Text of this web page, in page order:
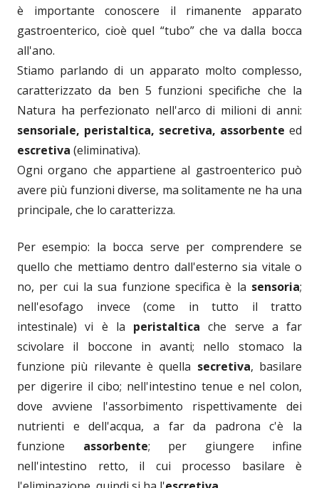
è importante conoscere il rimanente apparato
gastroenterico, cioè quel “tubo” che va dalla bocca
all'ano.
Stiamo parlando di un apparato molto complesso,
caratterizzato da ben 5 funzioni specifiche che la
Natura ha perfezionato nell'arco di milioni di anni:
sensoriale, peristaltica, secretiva, assorbente ed
escretiva (eliminativa).
Ogni organo che appartiene al gastroenterico può
avere più funzioni diverse, ma solitamente ne ha una
principale, che lo caratterizza.
Per esempio: la bocca serve per comprendere se
quello che mettiamo dentro dall'esterno sia vitale o
no, per cui la sua funzione specifica è la sensoria;
nell'esofago invece (come in tutto il tratto
intestinale) vi è la peristaltica che serve a far
scivolare il boccone in avanti; nello stomaco la
funzione più rilevante è quella secretiva, basilare
per digerire il cibo; nell'intestino tenue e nel colon,
dove avviene l'assorbimento rispettivamente dei
nutrienti e dell'acqua, a far da padrona c'è la
funzione assorbente; per giungere infine
nell'intestino retto, il cui processo basilare è